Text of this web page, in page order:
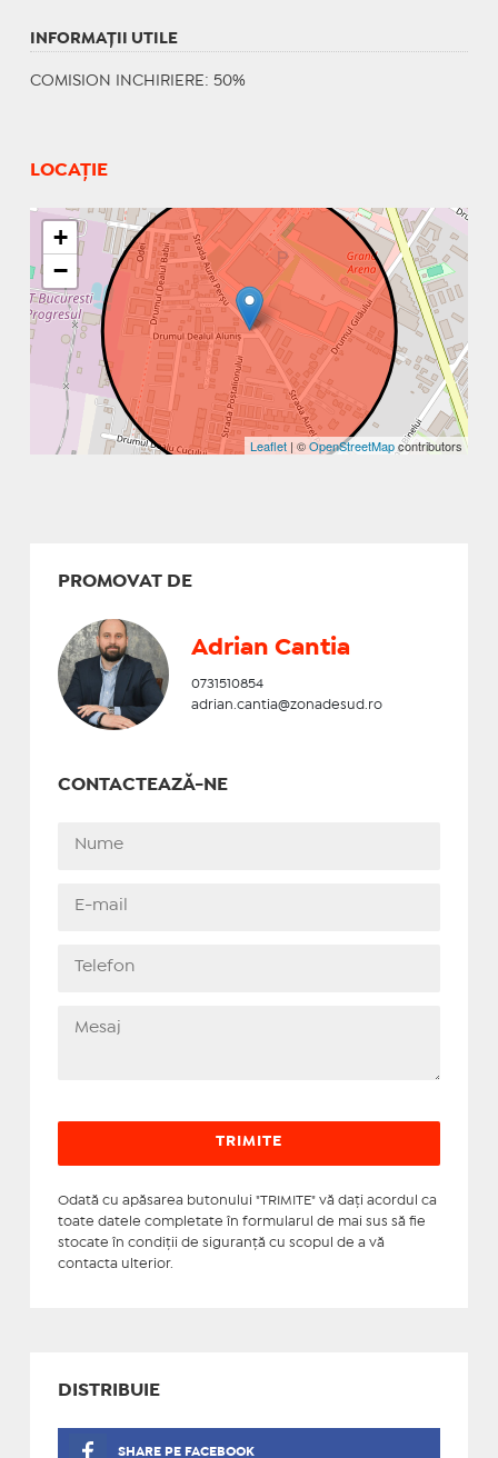
INFORMAŢII UTILE
COMISION INCHIRIERE: 50%
LOCAȚIE
+
−
Leaflet | ©OpenStreetMapcontributors
PROMOVAT DE
Adrian Cantia
0731510854
adrian.cantia@zonadesud.ro
CONTACTEAZĂ-NE
Odată cu apăsarea butonului "TRIMITE" vă daţi acordul ca
toate datele completate în formularul de mai sus să fie
stocate în condiţii de siguranţă cu scopul de a vă
contacta ulterior.
DISTRIBUIE
SHARE PE FACEBOOK